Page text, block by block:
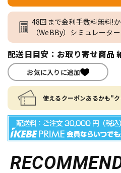
48回まで金利手数料無料!
（WeBBy）シミュレーター
配送日目安：お取り寄せ商品
お気に入りに追加
使えるクーポンあるかも"